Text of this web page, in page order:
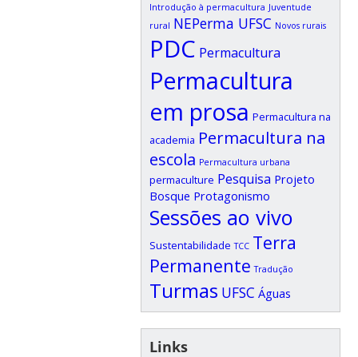
Introdução à permacultura Juventude
rural NEPerma UFSC Novos rurais
PDC Permacultura
Permacultura
em prosa Permacultura na
academia Permacultura na
escola Permacultura urbana
permaculture Pesquisa Projeto
Bosque Protagonismo
Sessões ao vivo
Sustentabilidade TCC Terra
Permanente Tradução
Turmas UFSC Águas
Links